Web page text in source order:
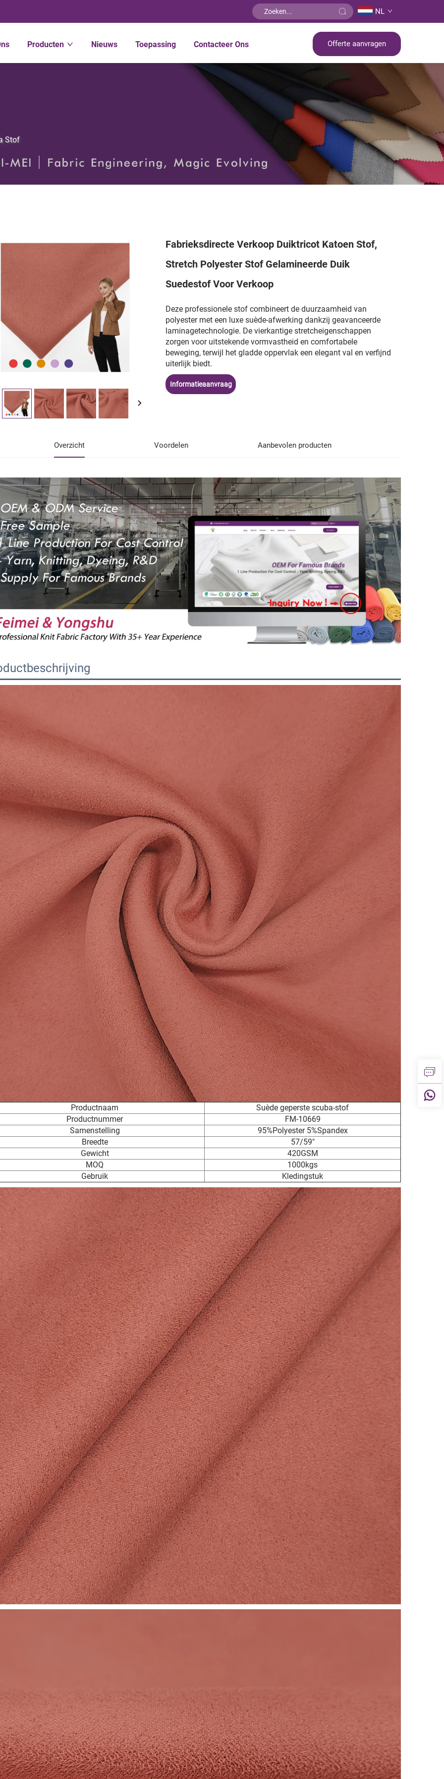
NL
Producten Nieuws Toepassing Contacteer Ons Offerte aanvragen
Stof
Fabrieksdirecte Verkoop Duiktricot Katoen Stof,
Stretch Polyester Stof Gelamineerde Duik
Suedestof Voor Verkoop
Deze professionele stof combineert de duurzaamheid van
polyester met een luxe suède-afwerking dankzij geavanceerde
laminagetechnologie. De vierkantige stretcheigenschappen
zorgen voor uitstekende vormvastheid en comfortabele
beweging, terwijl het gladde oppervlak een elegant val en verfijnd
uiterlijk biedt.
Informatieaanvraag
Overzicht Voordelen Aanbevolen producten
Productnaam
Suède geperste scuba-stof
Productnummer
FM-10669
Samenstelling
95%Polyester 5%Spandex
Breedte
57/59"
Gewicht
420GSM
MOQ
1000kgs
Gebruik
Kledingstuk